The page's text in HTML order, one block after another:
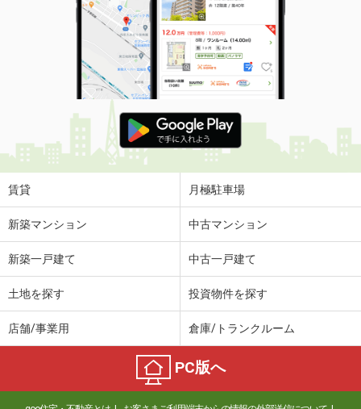
賃貸 月極駐車場
新築マンション 中古マンション
新築一戸建て 中古一戸建て
土地を探す 投資物件を探す
店舗/事業用 倉庫/トランクルーム
PC版へ